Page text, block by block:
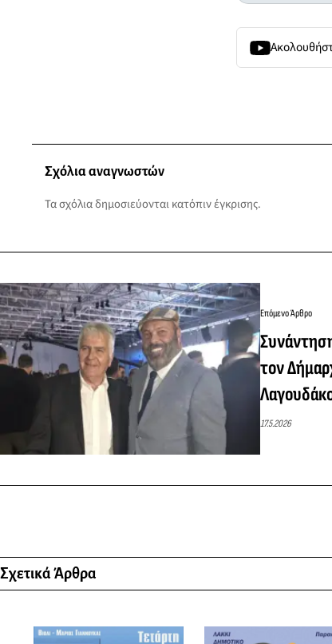
Σχόλια αναγνωστών
Τα σχόλια δημοσιεύονται κατόπιν έγκρισης.
Επόμενο Άρθρο
τον
17.5.2026
Σχετικά Άρθρα